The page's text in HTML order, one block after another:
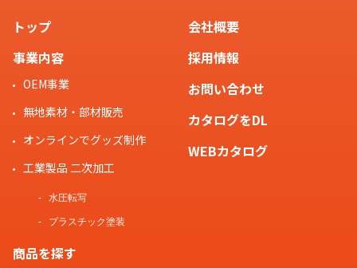
トップ
事業内容
OEM事業
無地素材・部材販売
オンラインでグッズ制作
工業製品 二次加工
水圧転写
プラスチック塗装
商品を探す
会社概要
採用情報
お問い合わせ
カタログをDL
WEBカタログ